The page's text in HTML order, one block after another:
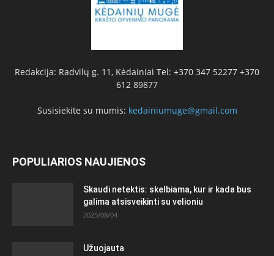
Redakcija: Radvilų g. 11, Kėdainiai Tel: +370 347 52277 +370
612 89877
Susisiekite su mumis: kedainiumuge@gmail.com
POPULIARIOS NAUJIENOS
Skaudi netektis: skelbiama, kur ir kada bus
galima atsisveikinti su velioniu
2025/08/04
Užuojauta